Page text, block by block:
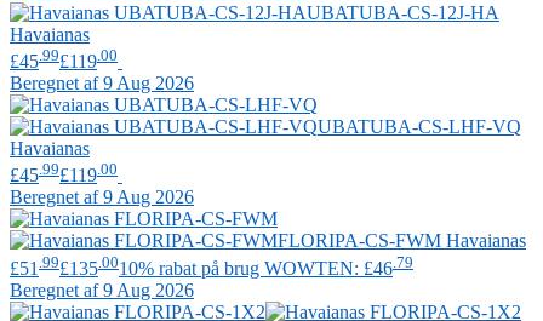
UBATUBA-CS-12J-HA
Havaianas
£45 .99£119 .00
Beregnet af 9 Aug 2026
UBATUBA-CS-LHF-VQ
Havaianas
£45.99£119.00
Beregnet af 9 Aug 2026
FLORIPA-CS-FWM Havaianas
£51 .99£135 .0010% rabat på brug WOWTEN: £46 .79
Beregnet af 9 Aug 2026